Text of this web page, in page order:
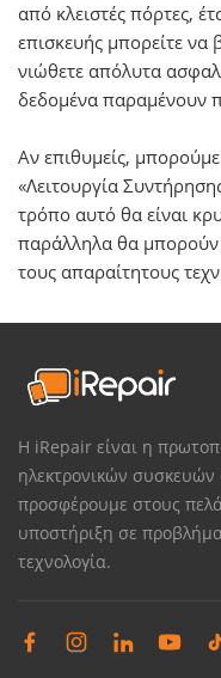
από κλειστές πόρτες,
επισκευής μπορείτε να
νιώθετε απόλυτα
δεδομένα παραμένουν
Αν επιθυμείς,
«Λειτουργία
τρόπο αυτό θα είναι
παράλληλα θα μπορούν
τους απαραίτητους
Η iRepair είναι η
ηλεκτρονικών
προσφέρουμε στους
υποστήριξη σε
τεχνολογία.